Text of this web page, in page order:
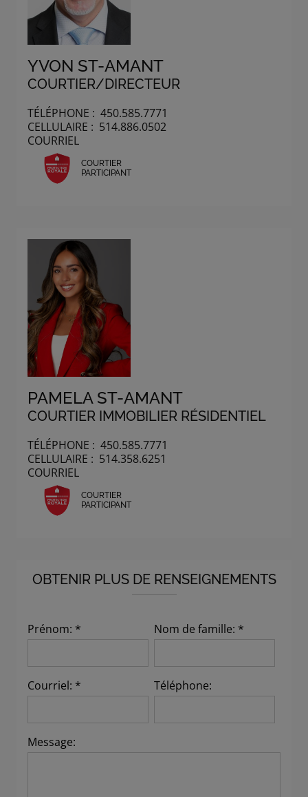
YVON ST-AMANT
COURTIER/DIRECTEUR
TÉLÉPHONE : 450.585.7771
CELLULAIRE : 514.886.0502
COURRIEL
COURTIER
PARTICIPANT
PAMELA ST-AMANT
COURTIER IMMOBILIER RÉSIDENTIEL
TÉLÉPHONE : 450.585.7771
CELLULAIRE : 514.358.6251
COURRIEL
COURTIER
PARTICIPANT
OBTENIR PLUS DE RENSEIGNEMENTS
Prénom: * Nom de famille: *
Courriel: * Téléphone:
Message: